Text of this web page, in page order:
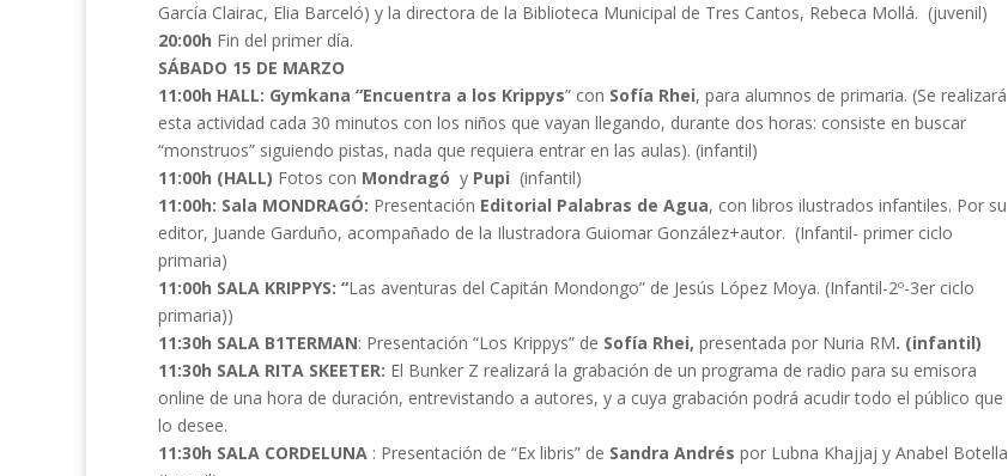
García Clairac, Elia Barceló) y la directora de la Biblioteca Municipal de Tres Cantos, Rebeca Mollá. (juvenil)
20:00h Fin del primer día.
SÁBADO 15 DE MARZO
11:00h HALL: Gymkana “Encuentra a los Krippys” con Sofía Rhei, para alumnos de primaria. (Se realizará
esta actividad cada 30 minutos con los niños que vayan llegando, durante dos horas: consiste en buscar
“monstruos” siguiendo pistas, nada que requiera entrar en las aulas). (infantil)
11:00h (HALL) Fotos con Mondragó y Pupi (infantil)
11:00h: Sala MONDRAGÓ: Presentación Editorial Palabras de Agua, con libros ilustrados infantiles. Por su
editor, Juande Garduño, acompañado de la Ilustradora Guiomar González+autor. (Infantil- primer ciclo
primaria)
11:00h SALA KRIPPYS: “Las aventuras del Capitán Mondongo” de Jesús López Moya. (Infantil-2º-3er ciclo
primaria))
11:30h SALA B1TERMAN: Presentación “Los Krippys” de Sofía Rhei, presentada por Nuria RM. (infantil)
11:30h SALA RITA SKEETER: El Bunker Z realizará la grabación de un programa de radio para su emisora
online de una hora de duración, entrevistando a autores, y a cuya grabación podrá acudir todo el público que
lo desee.
11:30h SALA CORDELUNA : Presentación de “Ex libris” de Sandra Andrés por Lubna Khajjaj y Anabel Botella